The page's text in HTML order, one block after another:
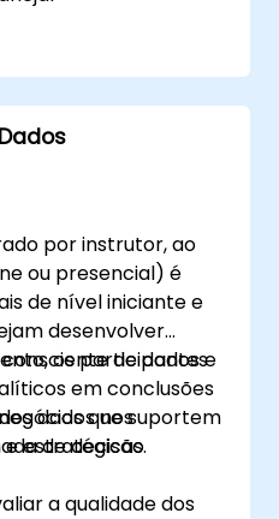
de Mudanças.
diagnosticar fontes de
ativamente os
a diferentes
por instrutor, ao
ou presencial) é
de nível iniciante e
desenvolver
de dados e
em conclusões
que suportem
estratégicas.
os participantes
dados nos
de decisão
a qualidade dos